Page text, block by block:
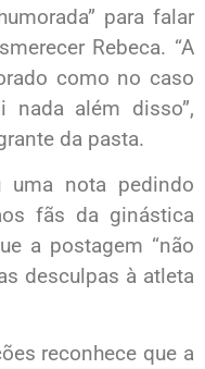
para falar
Rebeca. “A
como no caso
além disso”,
da pasta.
nota pedindo
fãs da ginástica
a postagem “não
desculpas à atleta
reconhece que a